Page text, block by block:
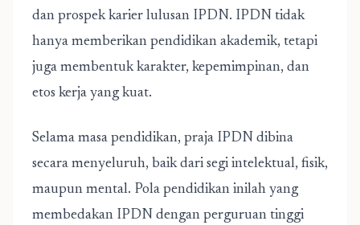
dan prospek karier lulusan IPDN. IPDN tidak
hanya memberikan pendidikan akademik, tetapi
juga membentuk karakter, kepemimpinan, dan
etos kerja yang kuat.
Selama masa pendidikan, praja IPDN dibina
secara menyeluruh, baik dari segi intelektual, fisik,
maupun mental. Pola pendidikan inilah yang
membedakan IPDN dengan perguruan tinggi